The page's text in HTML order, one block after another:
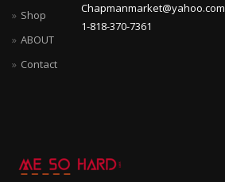
Shop
ABOUT
Contact
Chapmanmarket@yahoo.com
1-818-370-7361